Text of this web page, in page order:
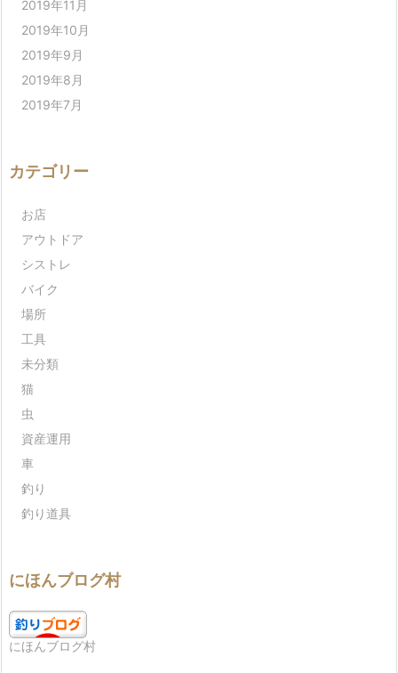
2019年11月
2019年10月
2019年9月
2019年8月
2019年7月
カテゴリー
お店
アウトドア
シストレ
バイク
場所
工具
未分類
猫
虫
資産運用
車
釣り
釣り道具
にほんブログ村
にほんブログ村